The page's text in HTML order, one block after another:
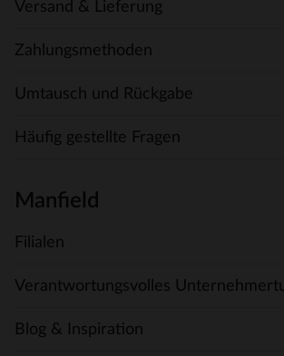
Versand & Lieferung
Zahlungsmethoden
Umtausch und Rückgabe
Häufig gestellte Fragen
Manfield
Filialen
Verantwortungsvolles
Blog & Inspiration